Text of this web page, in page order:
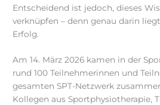
Entscheidend ist jedoch, dieses
verknüpfen – denn genau darin
Erfolg.
Am 14. März 2026 kamen in der
rund 100 Teilnehmerinnen und
gesamten SPT-Netzwerk
Kollegen aus Sportphysiotherapie,